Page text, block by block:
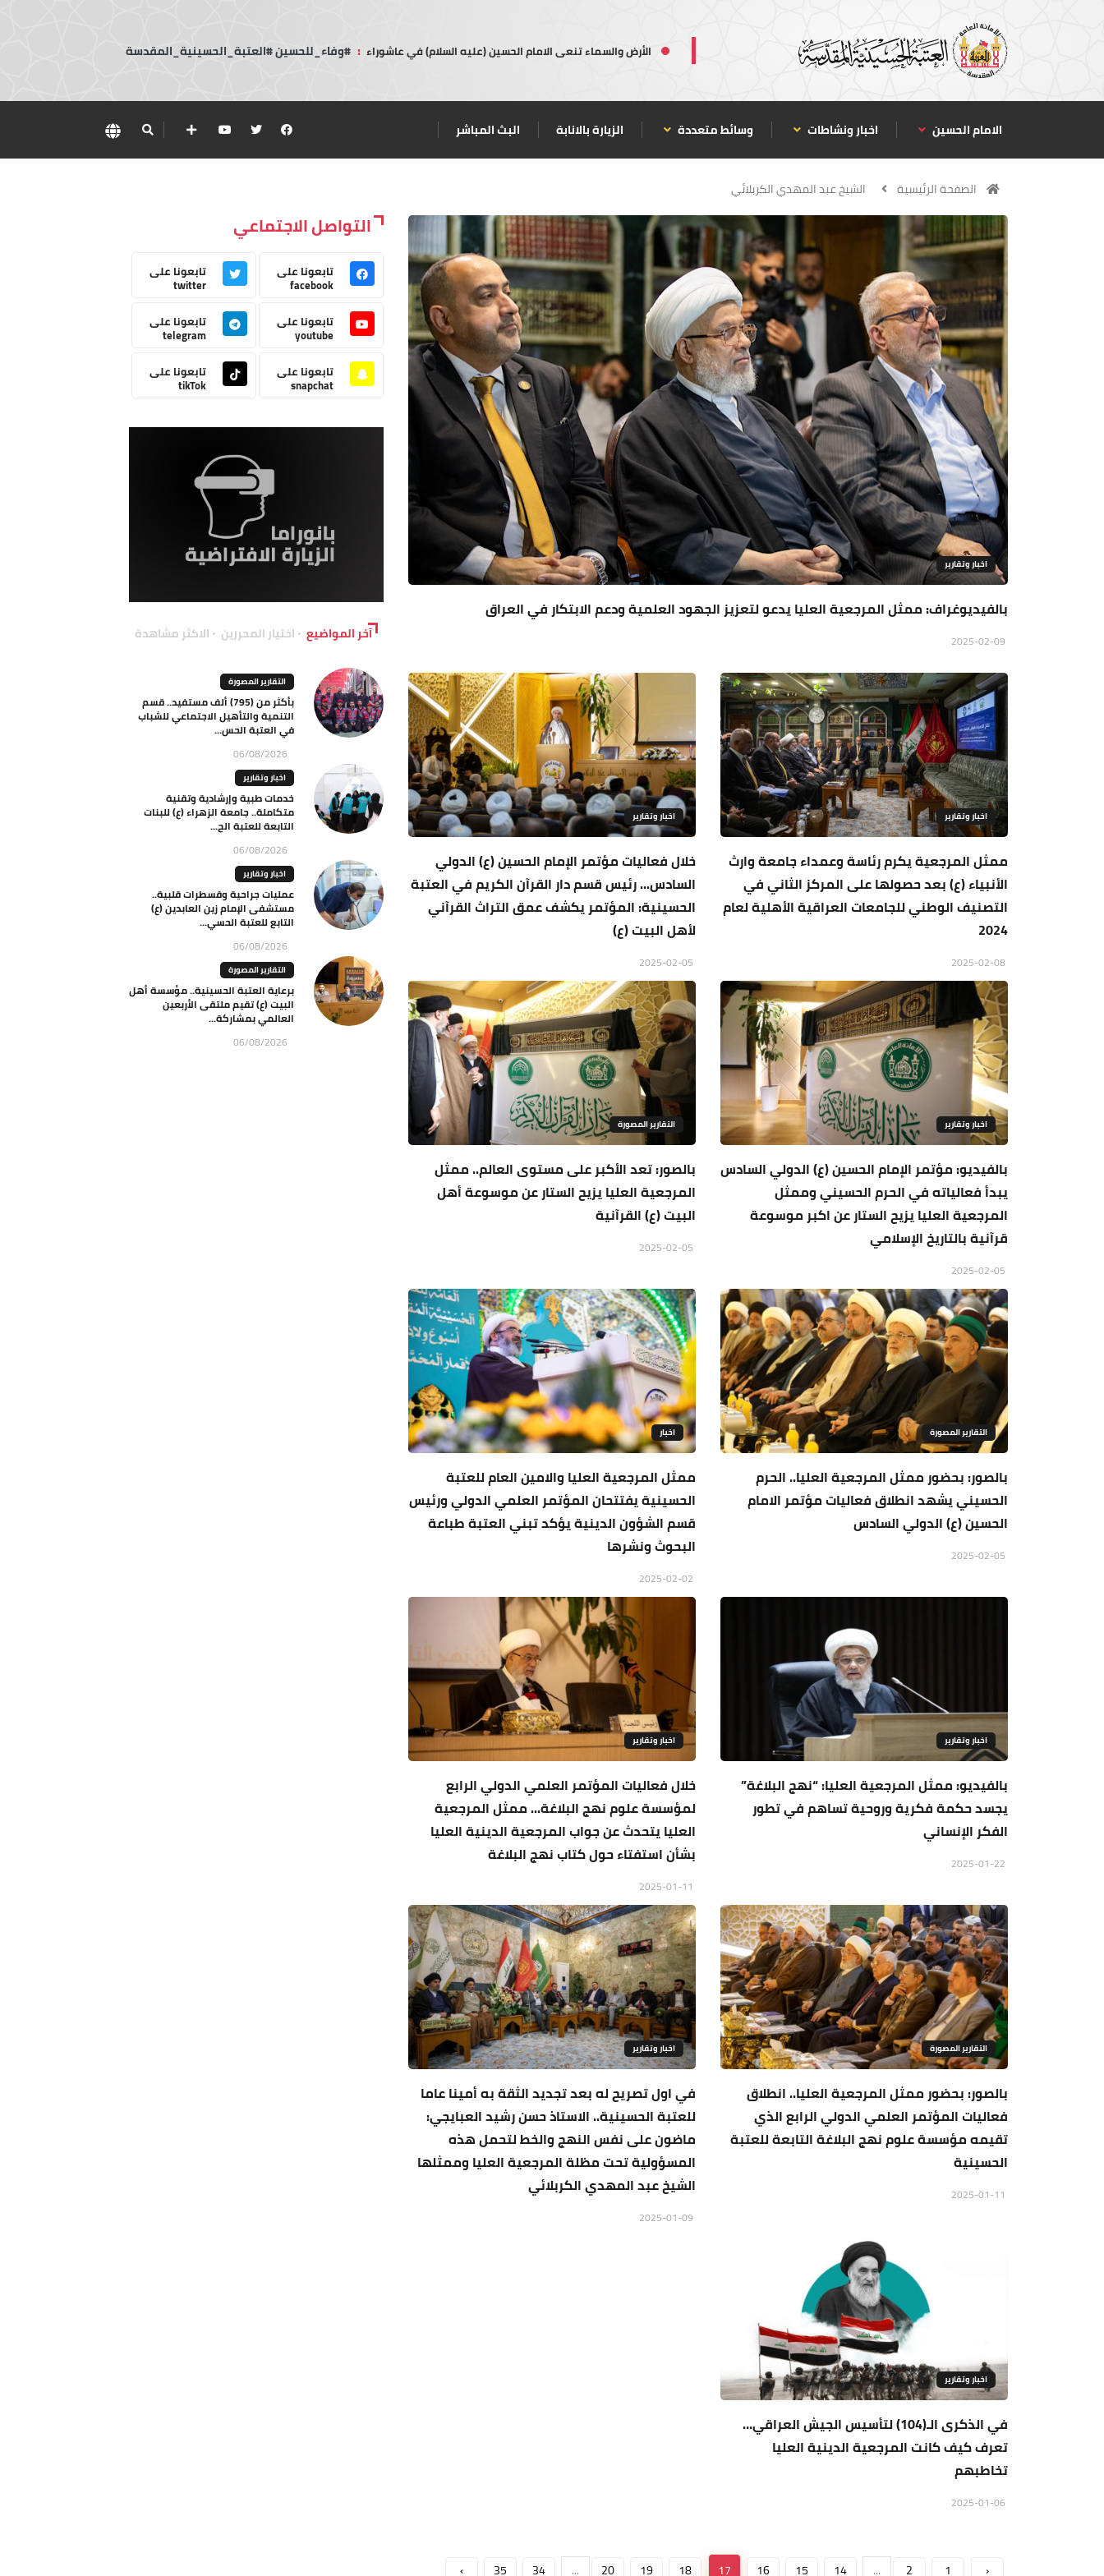
الأرض والسماء تنعى الامام الحسين (عليه السلام) في عاشوراء : #وفاء_للحسين #العتبة_الحسينية_المقدسة
الامام الحسين اخبار ونشاطات وسائط متعددة الزيارة بالانابة البث المباشر
الصفحة الرئيسية الشيخ عبد المهدي الكربلائي
اخبار وتقارير
بالفيديوغراف: ممثل المرجعية العليا يدعو لتعزيز الجهود العلمية ودعم الابتكار في العراق
اخبار وتقارير
ممثل المرجعية يكرم رئاسة وعمداء جامعة وارث
الأنبياء (ع) بعد حصولها على المركز الثاني في
التصنيف الوطني للجامعات العراقية الأهلية لعام
2024
اخبار وتقارير
خلال فعاليات مؤتمر الإمام الحسين (ع) الدولي
السادس... رئيس قسم دار القرآن الكريم في العتبة
الحسينية: المؤتمر يكشف عمق التراث القرآني
لأهل البيت (ع)
اخبار وتقارير
بالفيديو: مؤتمر الإمام الحسين (ع) الدولي السادس
يبدأ فعالياته في الحرم الحسيني وممثل
المرجعية العليا يزيح الستار عن اكبر موسوعة
قرآنية بالتاريخ الإسلامي
التقارير المصورة
بالصور: تعد الأكبر على مستوى العالم.. ممثل
المرجعية العليا يزيح الستار عن موسوعة أهل
البيت (ع) القرآنية
التقارير المصورة
بالصور: بحضور ممثل المرجعية العليا.. الحرم
الحسيني يشهد انطلاق فعاليات مؤتمر الامام
الحسين (ع) الدولي السادس
اخبار
ممثل المرجعية العليا والامين العام للعتبة
الحسينية يفتتحان المؤتمر العلمي الدولي ورئيس
قسم الشؤون الدينية يؤكد تبني العتبة طباعة
البحوث ونشرها
اخبار وتقارير
بالفيديو: ممثل المرجعية العليا: “نهج البلاغة”
يجسد حكمة فكرية وروحية تساهم في تطور
الفكر الإنساني
اخبار وتقارير
خلال فعاليات المؤتمر العلمي الدولي الرابع
لمؤسسة علوم نهج البلاغة... ممثل المرجعية
العليا يتحدث عن جواب المرجعية الدينية العليا
بشأن استفتاء حول كتاب نهج البلاغة
التقارير المصورة
بالصور: بحضور ممثل المرجعية العليا.. انطلاق
فعاليات المؤتمر العلمي الدولي الرابع الذي
تقيمه مؤسسة علوم نهج البلاغة التابعة للعتبة
الحسينية
اخبار وتقارير
في اول تصريح له بعد تجديد الثقة به أمينا عاما
للعتبة الحسينية.. الاستاذ حسن رشيد العبايجي:
ماضون على نفس النهج والخط لتحمل هذه
المسؤولية تحت مظلة المرجعية العليا وممثلها
الشيخ عبد المهدي الكربلائي
اخبار وتقارير
في الذكرى الـ(104) لتأسيس الجيش العراقي…
تعرف كيف كانت المرجعية الدينية العليا
تخاطبهم
‹
1
2
...
14
15
16
17
18
19
20
...
34
35
›
التواصل الاجتماعي
تابعونا على
facebook
تابعونا على
twitter
تابعونا على
youtube
تابعونا على
telegram
تابعونا على
snapchat
تابعونا على
tikTok
آخر المواضيع اختيار المحررين الاكثر مشاهدة
التقارير المصورة
بأكثر من (795) ألف مستفيد.. قسم
التنمية والتأهيل الاجتماعي للشباب
في العتبة الحس...
06/08/2026
اخبار وتقارير
خدمات طبية وإرشادية وتقنية
متكاملة.. جامعة الزهراء (ع) للبنات
التابعة للعتبة الح...
06/08/2026
اخبار وتقارير
عمليات جراحية وقسطرات قلبية..
مستشفى الإمام زين العابدين (ع)
التابع للعتبة الحسي...
06/08/2026
التقارير المصورة
برعاية العتبة الحسينية.. مؤسسة أهل
البيت (ع) تقيم ملتقى الأربعين
العالمي بمشاركة...
06/08/2026